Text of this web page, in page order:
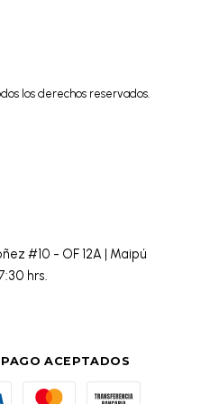
los derechos reservados.
#10 - OF 12A | Maipú
hrs.
ACEPTADOS